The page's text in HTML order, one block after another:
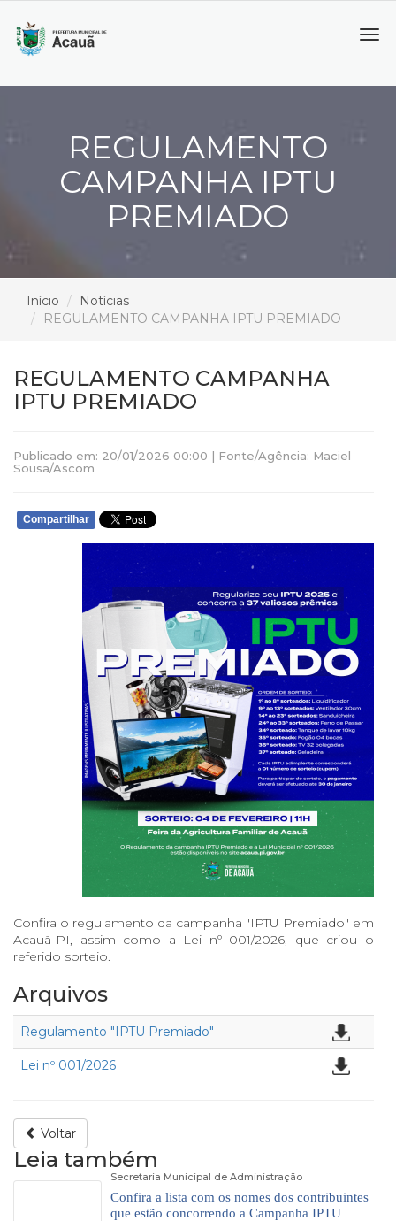
REGULAMENTO
CAMPANHA IPTU
PREMIADO
Início
Notícias
REGULAMENTO CAMPANHA IPTU PREMIADO
REGULAMENTO CAMPANHA
IPTU PREMIADO
Publicado em: 20/01/2026 00:00 | Fonte/Agência: Maciel
Sousa/Ascom
Compartilhar
Confira o regulamento da campanha "IPTU Premiado" em
Acauã-PI, assim como a Lei nº 001/2026, que criou o
referido sorteio.
Arquivos
Regulamento "IPTU Premiado"
Lei nº 001/2026
Voltar
Leia também
Secretaria Municipal de Administração
Confira a lista com os nomes dos contribuintes
que estão concorrendo a Campanha IPTU